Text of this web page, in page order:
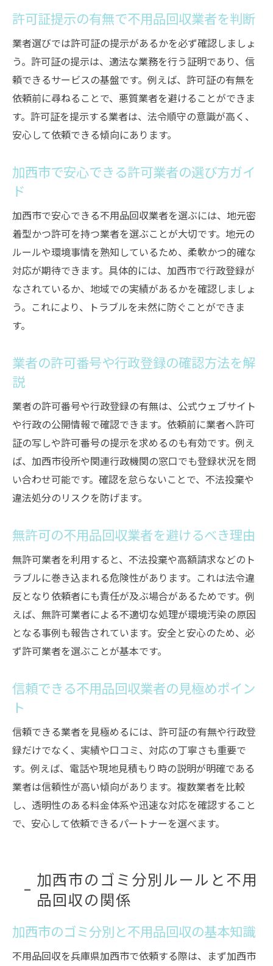
許可証提示の有無で不用品回収業者を判断
業者選びでは許可証の提示があるかを必ず確認しましょ
う。許可証の提示は、適法な業務を行う証明であり、信
頼できるサービスの基盤です。例えば、許可証の有無を
依頼前に尋ねることで、悪質業者を避けることができま
す。許可証を提示する業者は、法令順守の意識が高く、
安心して依頼できる傾向にあります。
加西市で安心できる許可業者の選び方ガイ
ド
加西市で安心できる不用品回収業者を選ぶには、地元密
着型かつ許可を持つ業者を選ぶことが大切です。地元の
ルールや環境事情を熟知しているため、柔軟かつ的確な
対応が期待できます。具体的には、加西市で行政登録が
なされているか、地域での実績があるかを確認しましょ
う。これにより、トラブルを未然に防ぐことができま
す。
業者の許可番号や行政登録の確認方法を解
説
業者の許可番号や行政登録の有無は、公式ウェブサイト
や行政の公開情報で確認できます。依頼前に業者へ許可
証の写しや許可番号の提示を求めるのも有効です。例え
ば、加西市役所や関連行政機関の窓口でも登録状況を問
い合わせ可能です。確認を怠らないことで、不法投棄や
違法処分のリスクを防げます。
無許可の不用品回収業者を避けるべき理由
無許可業者を利用すると、不法投棄や高額請求などのト
ラブルに巻き込まれる危険性があります。これは法令違
反となり依頼者にも責任が及ぶ場合があるためです。例
えば、無許可業者による不適切な処理が環境汚染の原因
となる事例も報告されています。安全と安心のため、必
ず許可業者を選ぶことが基本です。
信頼できる不用品回収業者の見極めポイン
ト
信頼できる業者を見極めるには、許可証の有無や行政登
録だけでなく、実績や口コミ、対応の丁寧さも重要で
す。例えば、電話や現地見積もり時の説明が明確である
業者は信頼性が高い傾向があります。複数業者を比較
し、透明性のある料金体系や迅速な対応を確認すること
で、安心して依頼できるパートナーを選べます。
加西市のゴミ分別ルールと不用
品回収の関係
加西市のゴミ分別と不用品回収の基本知識
不用品回収を兵庫県加西市で依頼する際は、まず加西市